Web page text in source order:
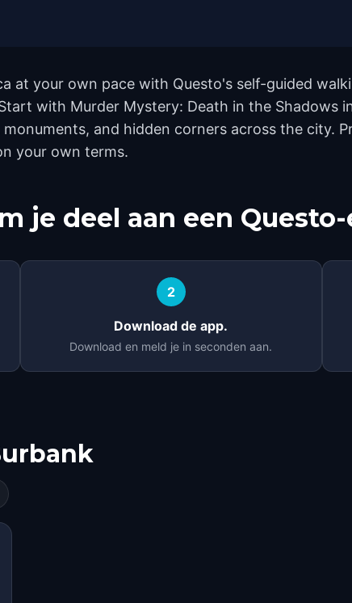
at your own pace with Questo's self-guided
with Murder Mystery: Death in the Shadows
and hidden corners across the city.
your own terms.
je deel aan een
2
Download de app.
Download en meld je in seconden aan.